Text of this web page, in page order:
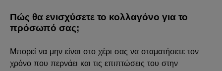
Πώς θα ενισχύσετε το κολλαγόνο για το
πρόσωπό σας;
Μπορεί να μην είναι στο χέρι σας να σταματήσετε τον
χρόνο που περνάει και τις επιπτώσεις του στην